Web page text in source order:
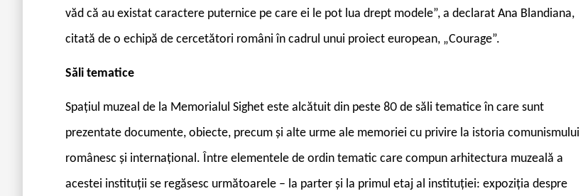
văd că au existat caractere puternice pe care ei le pot lua drept modele”, a declarat Ana Blandiana,
citată de o echipă de cercetători români în cadrul unui proiect european, „Courage”.
Săli tematice
Spațiul muzeal de la Memorialul Sighet este alcătuit din peste 80 de săli tematice în care sunt
prezentate documente, obiecte, precum și alte urme ale memoriei cu privire la istoria comunismului
românesc și internațional. Între elementele de ordin tematic care compun arhitectura muzeală a
acestei instituții se regăsesc următoarele – la parter și la primul etaj al instituției: expoziția despre